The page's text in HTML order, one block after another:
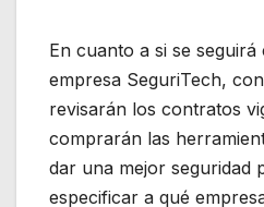
En cuanto a si se
empresa SeguriTech,
revisarán los contratos
comprarán las
dar una mejor seguridad
especificar a qué